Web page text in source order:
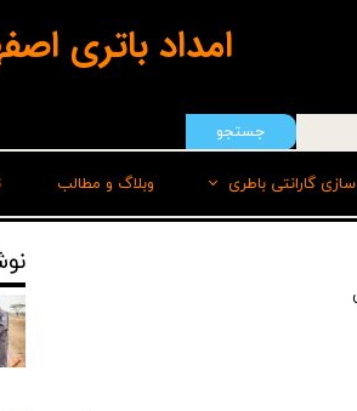
گارانتی باطری وبلاگ و مطالب
جستجو
امداد باتری